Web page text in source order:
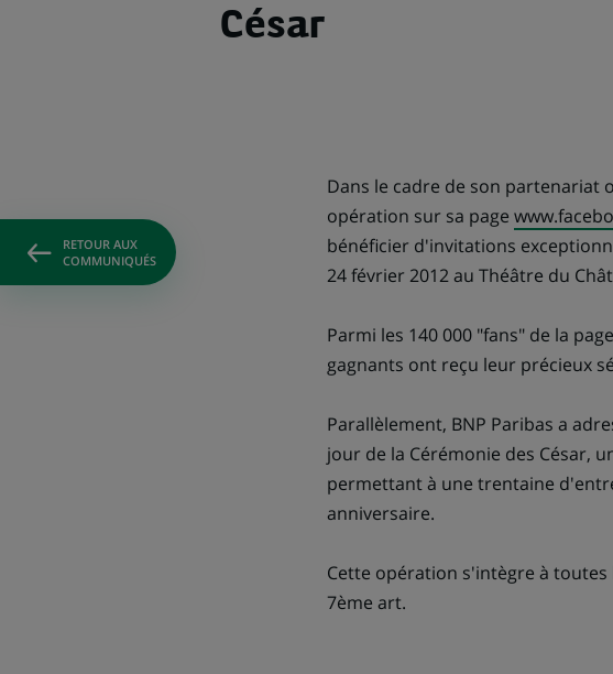
César
RETOUR AUX
COMMUNIQUÉS
Dans le cadre de son partenariat
opération sur sa page
bénéficier d'invitations
24 février 2012 au Théâtre du
Parmi les 140 000 "fans" de la page
gagnants ont reçu leur précieux
Parallèlement, BNP Paribas a
jour de la Cérémonie des César,
permettant à une trentaine
anniversaire.
Cette opération s'intègre à toutes
7ème art.